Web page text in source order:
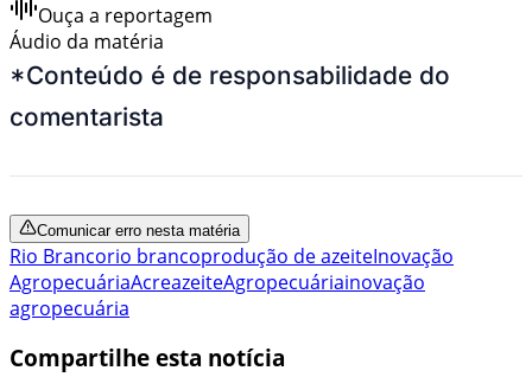
Ouça a reportagem
Áudio da matéria
*Conteúdo é de responsabilidade do
comentarista
Comunicar erro nesta matéria
Rio Brancorio brancoprodução de azeiteInovação
AgropecuáriaAcreazeiteAgropecuáriainovação
agropecuária
Compartilhe esta notícia